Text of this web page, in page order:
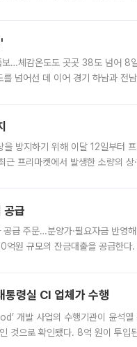
…체감온도도 곳곳 38도 넘어 8
넘어선 데 이어 경기 하남과 전
방지하기 위해 이달 12일부터
프리마켓에서 발생한 소량의 상
급
급 주문…분양가·필요자금 반영
억원 규모의 잔금대출을 공급한다.
령실 CI 업체가 수행
개발 사업의 수행기관이 윤석열
것으로 확인됐다. 8억 원이 투입